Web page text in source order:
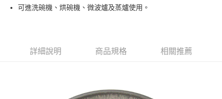
運送方式
可進洗碗機、烘碗機、微波爐及蒸爐使用。
詳細說明 商品規格 相關推薦